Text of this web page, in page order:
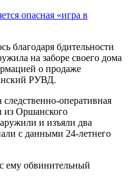
опасная «игра в
благодаря бдительности
на заборе своего дома
о продаже
РУВД.
оперативная
из Оршанского
и изъяли два
с данными 24-летнего
ему обвинительный